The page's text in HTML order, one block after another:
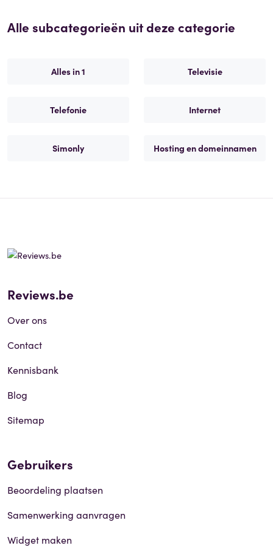
Alle subcategorieën uit deze categorie
Alles in 1 Televisie
Telefonie Internet
Simonly Hosting en domeinnamen
Reviews.be
Over ons
Contact
Kennisbank
Blog
Sitemap
Gebruikers
Beoordeling plaatsen
Samenwerking aanvragen
Widget maken